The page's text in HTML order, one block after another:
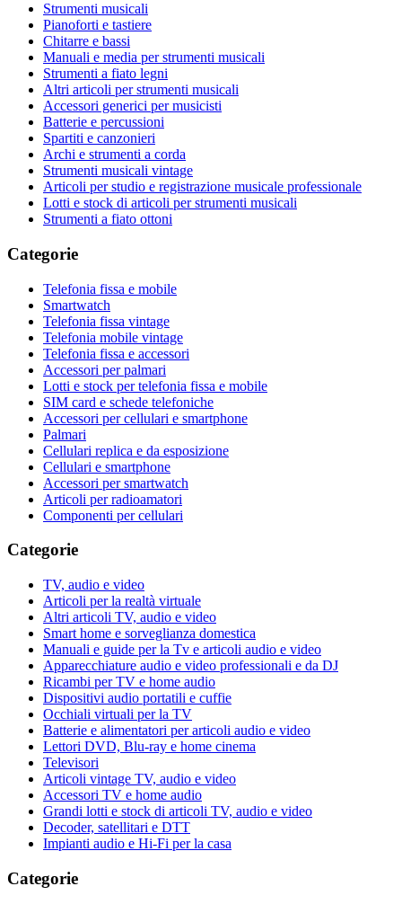
Strumenti musicali
Pianoforti e tastiere
Chitarre e bassi
Manuali e media per strumenti musicali
Strumenti a fiato legni
Altri articoli per strumenti musicali
Accessori generici per musicisti
Batterie e percussioni
Spartiti e canzonieri
Archi e strumenti a corda
Strumenti musicali vintage
Articoli per studio e registrazione musicale professionale
Lotti e stock di articoli per strumenti musicali
Strumenti a fiato ottoni
Categorie
Telefonia fissa e mobile
Smartwatch
Telefonia fissa vintage
Telefonia mobile vintage
Telefonia fissa e accessori
Accessori per palmari
Lotti e stock per telefonia fissa e mobile
SIM card e schede telefoniche
Accessori per cellulari e smartphone
Palmari
Cellulari replica e da esposizione
Cellulari e smartphone
Accessori per smartwatch
Articoli per radioamatori
Componenti per cellulari
Categorie
TV, audio e video
Articoli per la realtà virtuale
Altri articoli TV, audio e video
Smart home e sorveglianza domestica
Manuali e guide per la Tv e articoli audio e video
Apparecchiature audio e video professionali e da DJ
Ricambi per TV e home audio
Dispositivi audio portatili e cuffie
Occhiali virtuali per la TV
Batterie e alimentatori per articoli audio e video
Lettori DVD, Blu-ray e home cinema
Televisori
Articoli vintage TV, audio e video
Accessori TV e home audio
Grandi lotti e stock di articoli TV, audio e video
Decoder, satellitari e DTT
Impianti audio e Hi-Fi per la casa
Categorie